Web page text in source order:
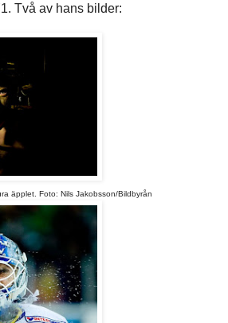
Två av hans bilder:
äpplet. Foto: Nils Jakobsson/Bildbyrån